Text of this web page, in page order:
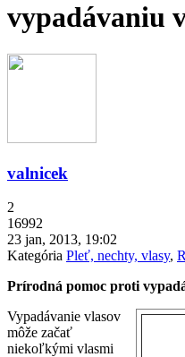
vypadávaniu
valnicek
2
16992
23 jan, 2013, 19:02
Kategória Pleť, nechty, vlasy,
Prírodná pomoc proti
Vypadávanie vlasov
môže začať
niekoľkými vlasmi